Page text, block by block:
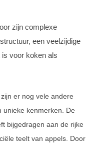
zijn complexe
een veelzijdige
voor koken als
er nog vele andere
unieke kenmerken. De
bijgedragen aan de rijke
teelt van appels. Door